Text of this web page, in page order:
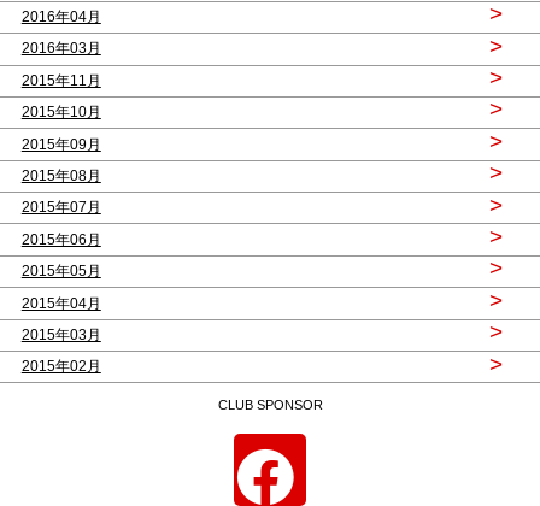
2016年04月 >
2016年03月 >
2015年11月 >
2015年10月 >
2015年09月 >
2015年08月 >
2015年07月 >
2015年06月 >
2015年05月 >
2015年04月 >
2015年03月 >
2015年02月 >
CLUB SPONSOR